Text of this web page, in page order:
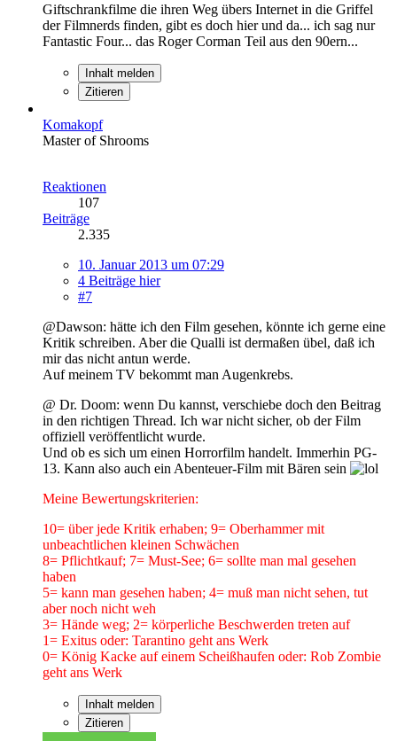
Giftschrankfilme die ihren Weg übers Internet in die Griffel
der Filmnerds finden, gibt es doch hier und da... ich sag nur
Fantastic Four... das Roger Corman Teil aus den 90ern...
Inhalt melden
Zitieren
Komakopf
Master of Shrooms
Reaktionen
107
Beiträge
2.335
10. Januar 2013 um 07:29
4 Beiträge hier
#7
@Dawson: hätte ich den Film gesehen, könnte ich gerne eine
Kritik schreiben. Aber die Qualli ist dermaßen übel, daß ich
mir das nicht antun werde.
Auf meinem TV bekommt man Augenkrebs.
@ Dr. Doom: wenn Du kannst, verschiebe doch den Beitrag
in den richtigen Thread. Ich war nicht sicher, ob der Film
offiziell veröffentlicht wurde.
Und ob es sich um einen Horrorfilm handelt. Immerhin PG-
13. Kann also auch ein Abenteuer-Film mit Bären sein
Meine Bewertungskriterien:
10= über jede Kritik erhaben; 9= Oberhammer mit
unbeachtlichen kleinen Schwächen
8= Pflichtkauf; 7= Must-See; 6= sollte man mal gesehen
haben
5= kann man gesehen haben; 4= muß man nicht sehen, tut
aber noch nicht weh
3= Hände weg; 2= körperliche Beschwerden treten auf
1= Exitus oder: Tarantino geht ans Werk
0= König Kacke auf einem Scheißhaufen oder: Rob Zombie
geht ans Werk
Inhalt melden
Zitieren